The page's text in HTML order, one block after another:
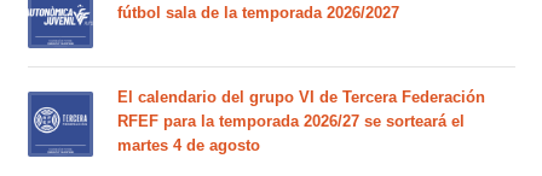
fútbol sala de la temporada 2026/2027
El calendario del grupo VI de Tercera Federación
RFEF para la temporada 2026/27 se sorteará el
martes 4 de agosto